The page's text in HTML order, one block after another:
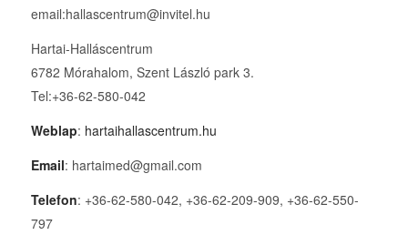
email:hallascentrum@invitel.hu
Hartai-Halláscentrum
6782 Mórahalom, Szent László park 3.
Tel:+36-62-580-042
Weblap: hartaihallascentrum.hu
Email: hartaimed@gmail.com
Telefon: +36-62-580-042, +36-62-209-909, +36-62-550-
797